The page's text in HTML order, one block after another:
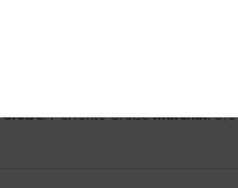
Größe: Perfekte GrößeMaterial: 5/5